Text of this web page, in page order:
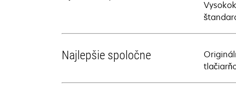
Najlepšie spoločne